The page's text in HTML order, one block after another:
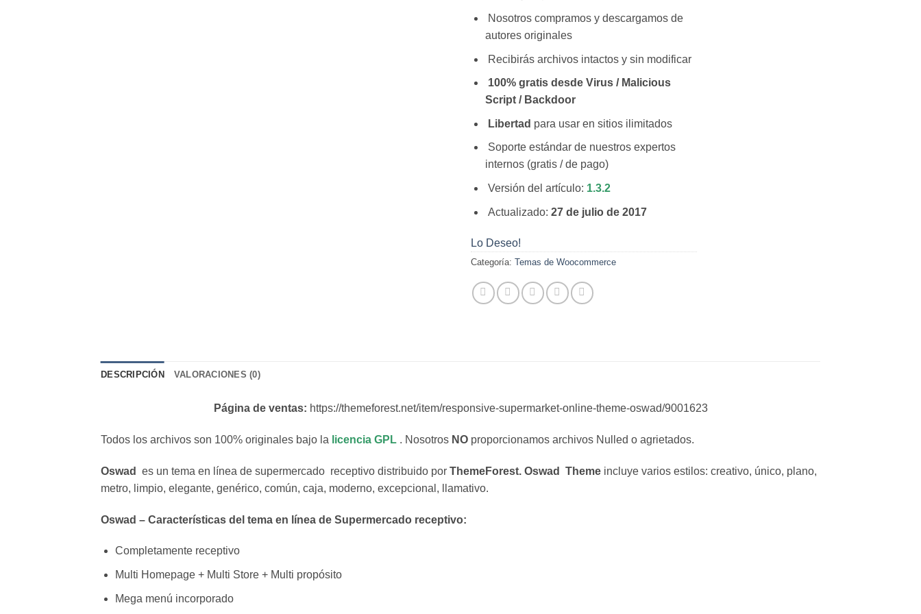
Nosotros compramos y descargamos de
autores originales
Recibirás archivos intactos y sin modificar
100% gratis desde Virus / Malicious
Script / Backdoor
Libertad para usar en sitios ilimitados
Soporte estándar de nuestros expertos
internos (gratis / de pago)
Versión del artículo: 1.3.2
Actualizado: 27 de julio de 2017
Lo Deseo!
Categoría: Temas de Woocommerce
DESCRIPCIÓN VALORACIONES (0)
Página de ventas: https://themeforest.net/item/responsive-supermarket-online-theme-oswad/9001623
Todos los archivos son 100% originales bajo la licencia GPL . Nosotros NO proporcionamos archivos Nulled o agrietados.
Oswad es un tema en línea de supermercado receptivo distribuido por ThemeForest. Oswad Theme incluye varios estilos: creativo, único, plano,
metro, limpio, elegante, genérico, común, caja, moderno, excepcional, llamativo.
Oswad – Características del tema en línea de Supermercado receptivo:
Completamente receptivo
Multi Homepage + Multi Store + Multi propósito
Mega menú incorporado